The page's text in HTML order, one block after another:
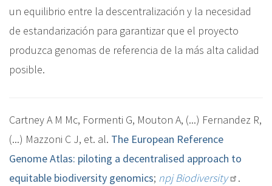
un equilibrio entre la descentralización y la necesidad
de estandarización para garantizar que el proyecto
produzca genomas de referencia de la más alta calidad
posible.
Cartney A M Mc, Formenti G, Mouton A, (...) Fernandez R,
(...) Mazzoni C J, et. al. The European Reference
Genome Atlas: piloting a decentralised approach to
equitable biodiversity genomics; npj Biodiversity
.